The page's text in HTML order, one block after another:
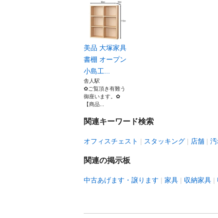
美品 大塚家具
書棚 オープン
小島工...
舎人駅
✿ご覧頂き有難う
御座います。✿
【商品...
関連キーワード検索
オフィスチェスト スタッキング 店舗
関連の掲示板
中古あげます・譲ります 家具 収納家具